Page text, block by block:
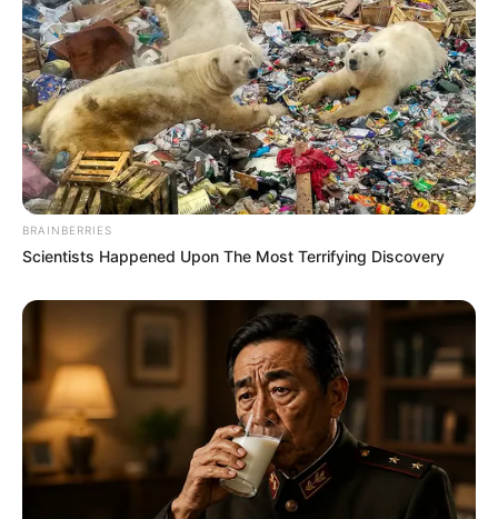
BRAINBERRIES
Scientists Happened Upon The Most Terrifying Discovery